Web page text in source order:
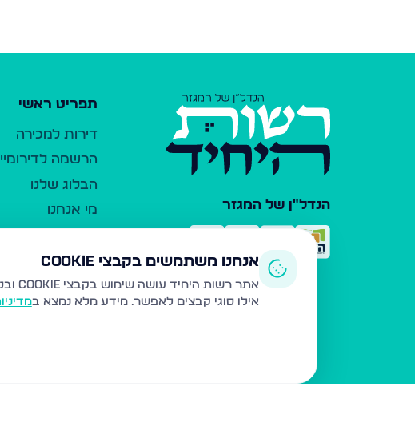
הנדל"ן של המגזר
תפריט ראשי
דירות למכירה
הרשמה
הבלוג שלנו
מי אנחנו
כלי עזר
פרסום ברשות
משרדי תיווך
אנחנו משתמשים בקבצי Cookie
אתר רשות היחיד עושה שימוש בקבצי Cookie ובטכנולוגיות דומות לצורך תפעול האתר, שיפור חוויית המשתמש, ניתוח שימוש ושיווק מותאם.
אילו סוגי קבצים לאפשר. מידע מלא נמצא ב